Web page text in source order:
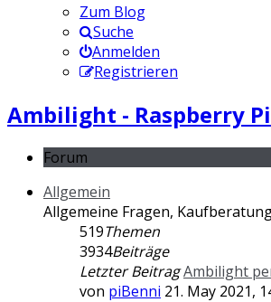
Zum Blog
Suche
Anmelden
Registrieren
Ambilight - Raspberry Pi
Forum
Allgemein
Allgemeine Fragen,
519Themen
3934Beiträge
Letzter BeitragAmbilight
von piBenni 21. May 2021,